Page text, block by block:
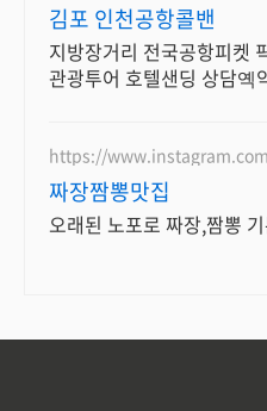
김포 인천공항콜밴
지방장거리 전국공항피켓
관광투어 호텔샌딩 상담옉
https://
짜장짬뽕맛집
오래된 노포로 짜장,짬뽕